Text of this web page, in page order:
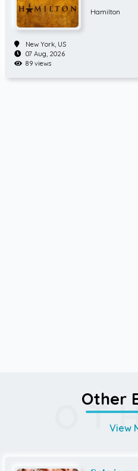
Hamilton
New York, US
07 Aug, 2026
89 views
Other
View